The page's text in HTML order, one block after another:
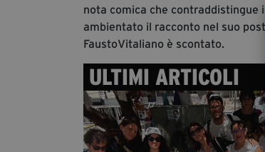
nota comica che contraddistingue
ambientato il racconto nel suo
FaustoVitaliano è scontato.
ULTIMI ARTICOLI